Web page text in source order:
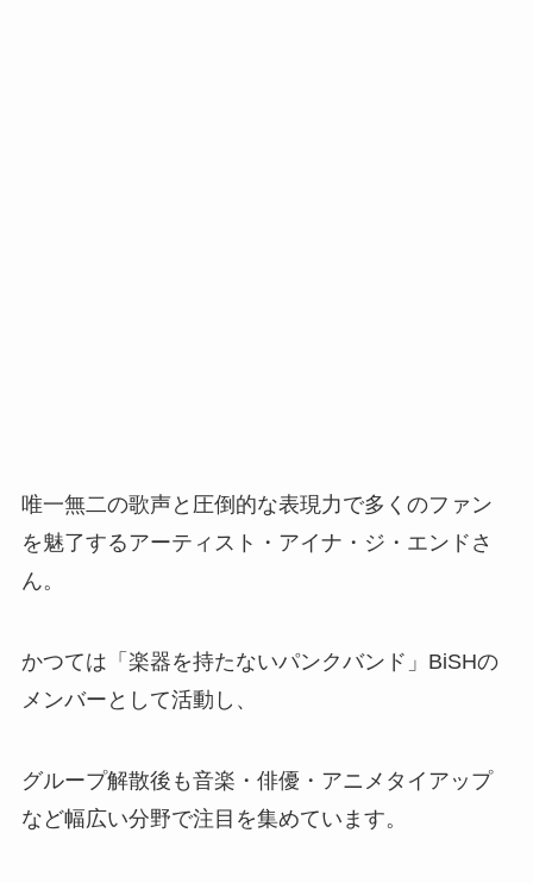
唯一無二の歌声と圧倒的な表現力で多くのファン
を魅了するアーティスト・アイナ・ジ・エンドさ
ん。
かつては「楽器を持たないパンクバンド」BiSHの
メンバーとして活動し、
グループ解散後も音楽・俳優・アニメタイアップ
など幅広い分野で注目を集めています。